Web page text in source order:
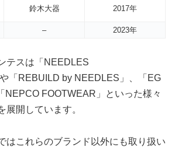
鈴木大器 2017年
– 2023年
テスは「NEEDLES
「REBUILD by NEEDLES」、「EG
NEPCO FOOTWEAR」といった様々
展開しています。
はこれらのブランド以外にも取り扱い